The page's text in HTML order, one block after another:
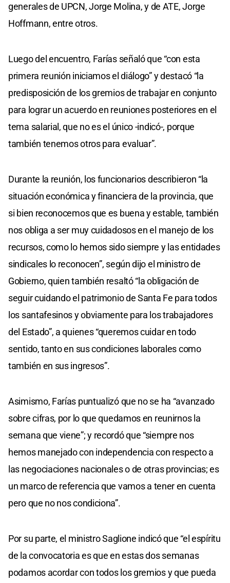
generales de UPCN, Jorge Molina, y de ATE, Jorge
Hoffmann, entre otros.
Luego del encuentro, Farías señaló que “con esta
primera reunión iniciamos el diálogo” y destacó “la
predisposición de los gremios de trabajar en conjunto
para lograr un acuerdo en reuniones posteriores en el
tema salarial, que no es el único -indicó-, porque
también tenemos otros para evaluar”.
Durante la reunión, los funcionarios describieron “la
situación económica y financiera de la provincia, que
si bien reconocemos que es buena y estable, también
nos obliga a ser muy cuidadosos en el manejo de los
recursos, como lo hemos sido siempre y las entidades
sindicales lo reconocen”, según dijo el ministro de
Gobierno, quien también resaltó “la obligación de
seguir cuidando el patrimonio de Santa Fe para todos
los santafesinos y obviamente para los trabajadores
del Estado”, a quienes “queremos cuidar en todo
sentido, tanto en sus condiciones laborales como
también en sus ingresos”.
Asimismo, Farías puntualizó que no se ha “avanzado
sobre cifras, por lo que quedamos en reunirnos la
semana que viene”; y recordó que “siempre nos
hemos manejado con independencia con respecto a
las negociaciones nacionales o de otras provincias; es
un marco de referencia que vamos a tener en cuenta
pero que no nos condiciona”.
Por su parte, el ministro Saglione indicó que “el espíritu
de la convocatoria es que en estas dos semanas
podamos acordar con todos los gremios y que pueda